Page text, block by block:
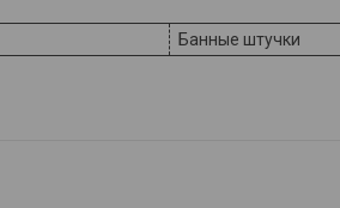
Банные штучки